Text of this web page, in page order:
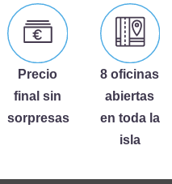
Precio
final sin
sorpresas
8 oficinas
abiertas
en toda la
isla